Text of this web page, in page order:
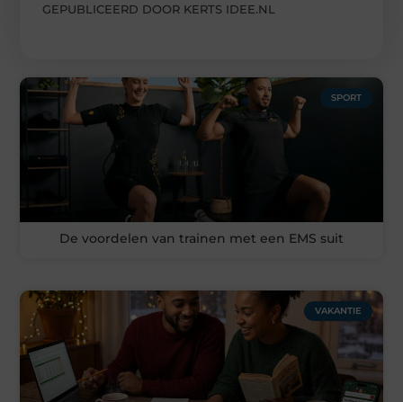
GEPUBLICEERD DOOR KERTS IDEE.NL
SPORT
De voordelen van trainen met een EMS suit
VAKANTIE